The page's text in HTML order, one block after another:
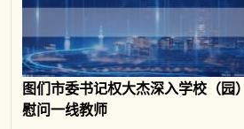
图们市委书记权大杰深入学校（园
慰问一线教师